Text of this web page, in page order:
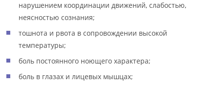
нарушением координации движений, слабостью,
неясностью сознания;
тошнота и рвота в сопровождении высокой
температуры;
боль постоянного ноющего характера;
боль в глазах и лицевых мышцах;